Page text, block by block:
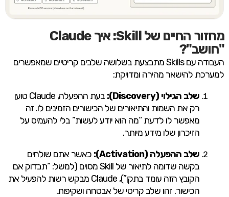
מחזור החיים של Skill: איך Claude
"חושב"?
העבודה עם Skills מתבצעת בשלושה שלבים קריטיים שמאפשרים
למערכת להישאר מהירה ומדויקת:
שלב הגילוי (Discovery):
בעת ההפעלה, Claude טוען
רק את השמות והתיאורים של הכישורים הזמינים לו. זה
מאפשר לו לדעת “מה הוא יודע לעשות” בלי להעמיס על
הזיכרון שלו מידע מיותר.
שלב ההפעלה (Activation):
כאשר אתם שולחים
בקשה שדומה לתיאור של Skill מסוים (למשל: “תבדוק אם
הקובץ הזה עומד בתקן”), Claude מבקש רשות להפעיל את
הכישור. זהו שלב קריטי של אבטחה ושקיפות.